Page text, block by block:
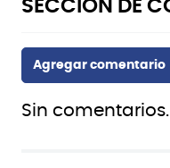
Sin comentarios.